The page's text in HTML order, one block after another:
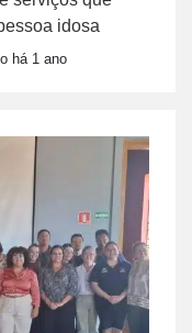
idosa
há 1 ano